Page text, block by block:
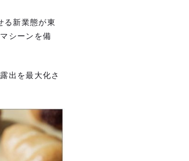
る新業態が東
シーンを備
出を最大化さ